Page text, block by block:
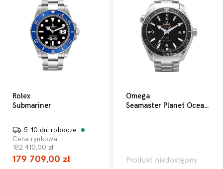
Rolex
Submariner
5-10 dni robocze
Cena rynkowa
182 410,00 zł
179 709,00 zł
Omega
Seamaster Planet Ocean 600m
Produkt niedostępny